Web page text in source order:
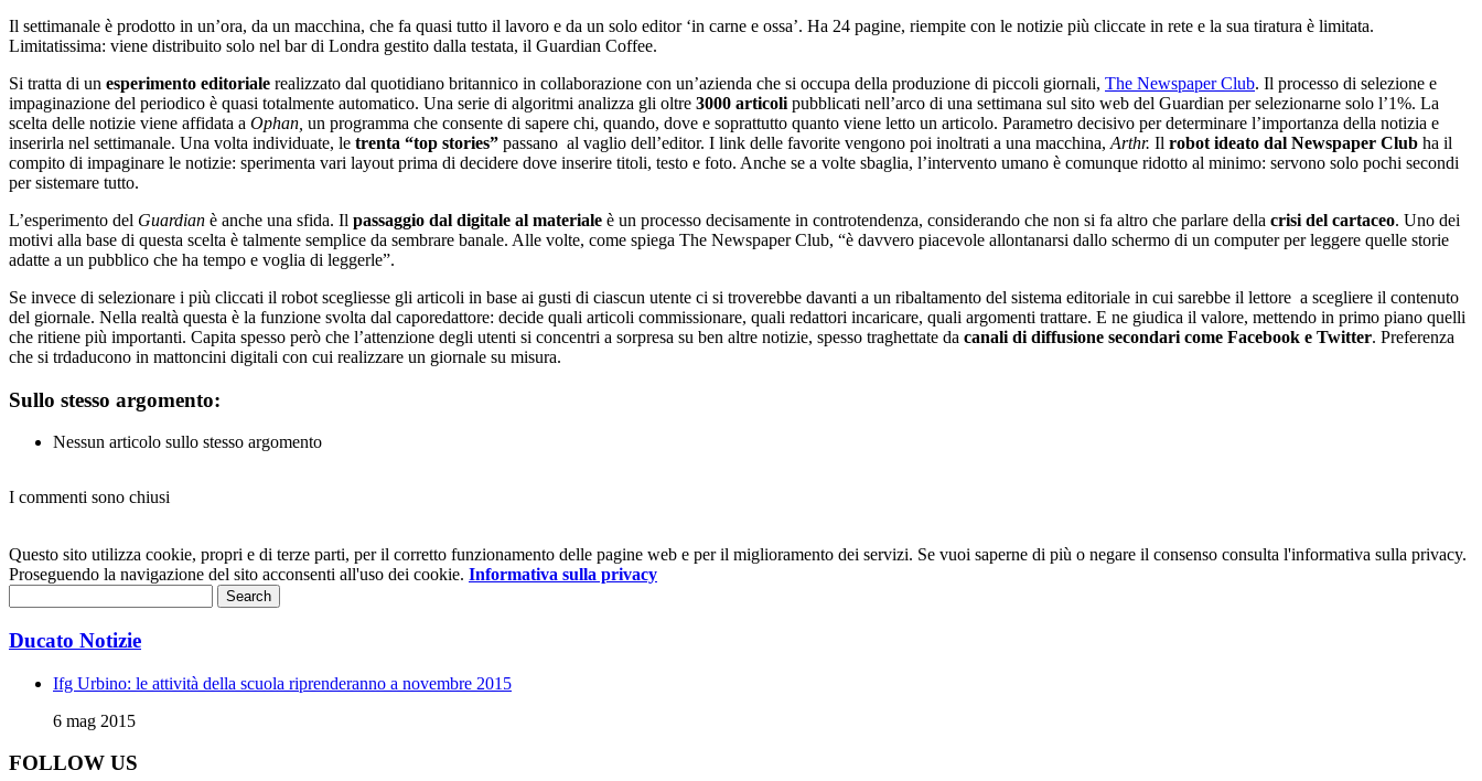
Il settimanale è prodotto in un’ora, da un macchina, che fa quasi tutto il lavoro e da un solo editor ‘in carne e ossa’. Ha 24 pagine, riempite con le notizie più cliccate in rete e la sua tiratura è limitata.
Limitatissima: viene distribuito solo nel bar di Londra gestito dalla testata, il Guardian Coffee.
Si tratta di un esperimento editoriale realizzato dal quotidiano britannico in collaborazione con un’azienda che si occupa della produzione di piccoli giornali, The Newspaper Club. Il processo di selezione e
impaginazione del periodico è quasi totalmente automatico. Una serie di algoritmi analizza gli oltre 3000 articoli pubblicati nell’arco di una settimana sul sito web del Guardian per selezionarne solo l’1%. La
scelta delle notizie viene affidata a Ophan, un programma che consente di sapere chi, quando, dove e soprattutto quanto viene letto un articolo. Parametro decisivo per determinare l’importanza della notizia e
inserirla nel settimanale. Una volta individuate, le trenta “top stories” passano al vaglio dell’editor. I link delle favorite vengono poi inoltrati a una macchina, Arthr. Il robot ideato dal Newspaper Club ha il
compito di impaginare le notizie: sperimenta vari layout prima di decidere dove inserire titoli, testo e foto. Anche se a volte sbaglia, l’intervento umano è comunque ridotto al minimo: servono solo pochi secondi
per sistemare tutto.
L’esperimento del Guardian è anche una sfida. Il passaggio dal digitale al materiale è un processo decisamente in controtendenza, considerando che non si fa altro che parlare della crisi del cartaceo. Uno dei
motivi alla base di questa scelta è talmente semplice da sembrare banale. Alle volte, come spiega The Newspaper Club, “è davvero piacevole allontanarsi dallo schermo di un computer per leggere quelle storie
adatte a un pubblico che ha tempo e voglia di leggerle”.
Se invece di selezionare i più cliccati il robot scegliesse gli articoli in base ai gusti di ciascun utente ci si troverebbe davanti a un ribaltamento del sistema editoriale in cui sarebbe il lettore a scegliere il contenuto
del giornale. Nella realtà questa è la funzione svolta dal caporedattore: decide quali articoli commissionare, quali redattori incaricare, quali argomenti trattare. E ne giudica il valore, mettendo in primo piano quelli
che ritiene più importanti. Capita spesso però che l’attenzione degli utenti si concentri a sorpresa su ben altre notizie, spesso traghettate da canali di diffusione secondari come Facebook e Twitter. Preferenza
che si trdaducono in mattoncini digitali con cui realizzare un giornale su misura.
Sullo stesso argomento:
Nessun articolo sullo stesso argomento
I commenti sono chiusi
Questo sito utilizza cookie, propri e di terze parti, per il corretto funzionamento delle pagine web e per il miglioramento dei servizi. Se vuoi saperne di più o negare il consenso consulta l'informativa sulla privacy.
Proseguendo la navigazione del sito acconsenti all'uso dei cookie. Informativa sulla privacy
Ducato Notizie
Ifg Urbino: le attività della scuola riprenderanno a novembre 2015
6 mag 2015
FOLLOW US